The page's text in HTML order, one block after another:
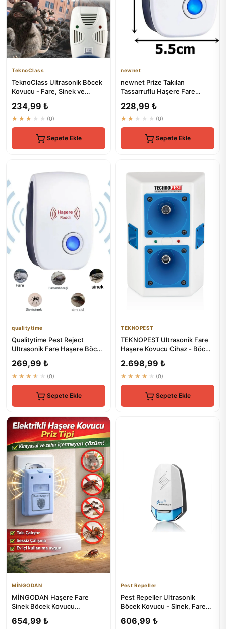
TeknoClass
TeknoClass Ultrasonik Böcek
Kovucu - Fare, Sinek ve
234,99 ₺
★★★★★ (0)
Sepete Ekle
newnet
newnet Prize Takılan
Tassarruflu Haşere Fare
Kovucu ...
228,99 ₺
★★★★★ (0)
Sepete Ekle
qualitytime
Qualitytime Pest Reject
Ultrasonik Fare Haşere Böcek
269,99 ₺
★★★★★ (0)
Sepete Ekle
TEKNOPEST
TEKNOPEST Ultrasonik Fare
Haşere Kovucu Cihaz - Böcek
2.698,99 ₺
★★★★★ (0)
Sepete Ekle
MİNGODAN
MİNGODAN Haşere Fare
Sinek Böcek Kovucu
Prize Ta...
654,99 ₺
Pest Repeller
Pest Repeller Ultrasonik
Böcek Kovucu - Sinek, Fare
606,99 ₺